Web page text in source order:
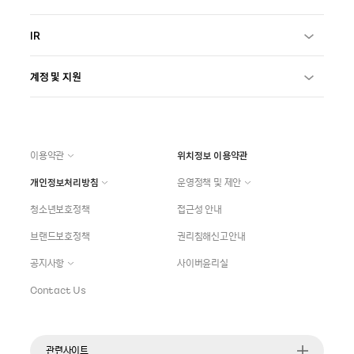
IR
계정 및 지원
이용약관
위치정보 이용약관
개인정보처리방침
운영정책 및 제안
청소년보호정책
접근성 안내
브랜드보호정책
권리침해신고안내
공지사항
사이버윤리실
Contact Us
관련사이트